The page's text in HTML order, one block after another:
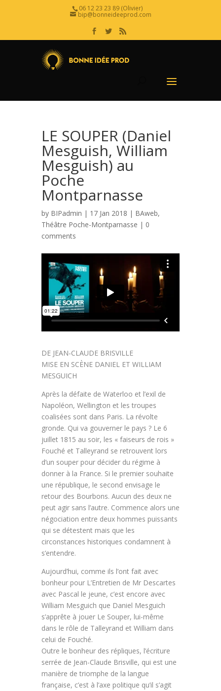
06 12 23 23 89 (Olivier)
bip@bonneideeprod.com
LE SOUPER (Daniel
Mesguish, William
Mesguish) au
Poche
Montparnasse
by BIPadmin | 17 Jan 2018 | BAweb,
Théâtre Poche-Montparnasse | 0
comments
DE JEAN-CLAUDE BRISVILLE
MISE EN SCÈNE DANIEL ET WILLIAM
MESGUICH
Après la défaite de Waterloo et l’exil de
Napoléon, Wellington et les troupes
coalisées sont dans Paris. La révolte
gronde. Qui va gouverner le pays ? Le 6
juillet 1815 au soir, les « faiseurs de rois »
Fouché et Talleyrand se retrouvent lors
d’un souper pour décider du régime à
donner à la France. Si le premier souhaite
une république, le second envisage le
retour des Bourbons. Aucun des deux ne
peut agir sans l’autre. Commence alors une
négociation entre deux hommes puissants
qui se détestent mais que les
circonstances historiques condamnent à
s’entendre.
Aujourd’hui, comme ils l’ont fait avec
bonheur pour L’Entretien de Mr Descartes
avec Pascal le jeune, c’est encore avec
William Mesguich que Daniel Mesguich
s’apprête à jouer Le Souper, lui-même
dans le rôle de Talleyrand et William dans
celui de Fouché.
Outre le bonheur des répliques, l’écriture
serrée de Jean-Claude Brisville, qui est une
manière de triomphe de la langue
française, c’est à l’axe politique qu’il s’agit